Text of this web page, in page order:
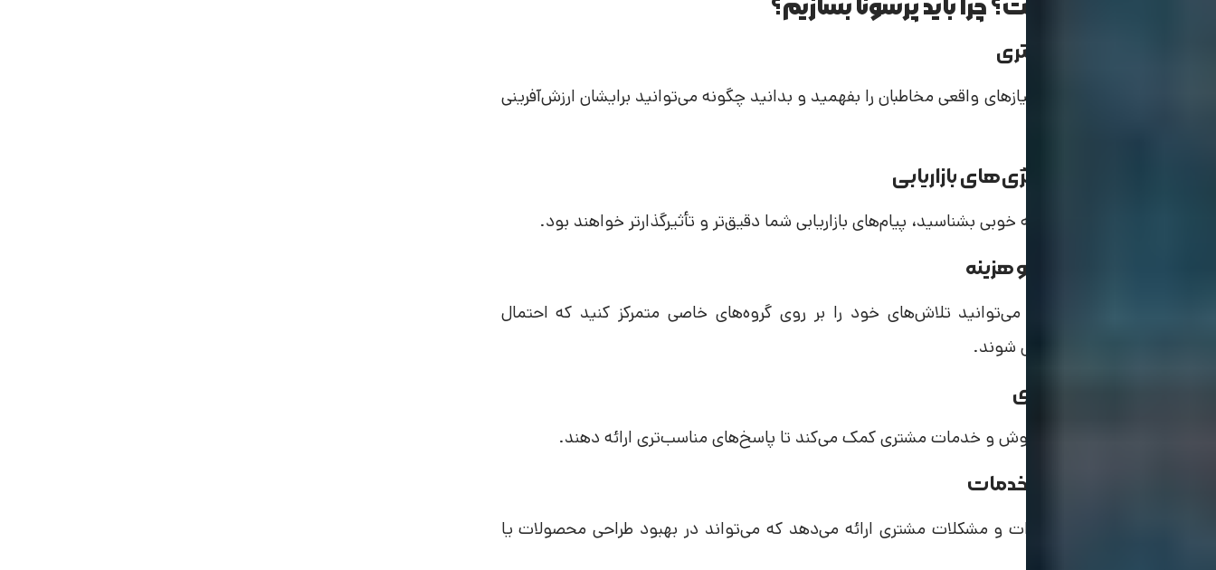
اهمیت پرسونا چیست؟ چرا باید پرسونا بسازیم؟
درک عمیق‌تر از مشتری
پرسونا به شما کمک می‌کند نیازهای واقعی مخاطبان را بفهمید و بدانید چگونه می‌توانید برایشان ارزش‌آفرینی
بهینه‌سازی استراتژی‌های بازاریابی
وقتی مخاطب هدف خود را به خوبی بشناسید، پیام‌های بازاریابی شما دقیق‌تر و تأثیرگذارتر خواهند بود.
صرفه‌جویی در زمان و هزینه
به جای هدف‌گیری گسترده، می‌توانید تلاش‌های خود را بر روی گروه‌های خاصی متمرکز کنید که احتمال
بیشتری دارد به مشتری تبدیل شوند.
ارتباط بهتر با مشتری
شناخت پرسونا به تیم‌های فروش و خدمات مشتری کمک می‌کند تا پاسخ‌های مناسب‌تری ارائه دهند.
بهبود محصولات و خدمات
پرسونا اطلاعاتی درباره انتظارات و مشکلات مشتری ارائه می‌دهد که می‌تواند در بهبود طراحی محصولات یا